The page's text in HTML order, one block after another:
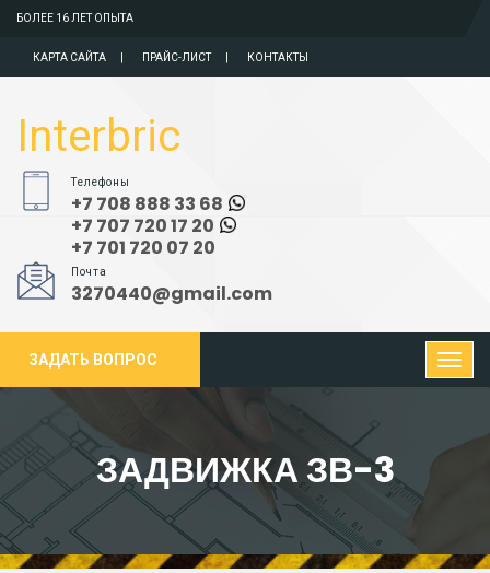
БОЛЕЕ 16 ЛЕТ ОПЫТА
КАРТА САЙТА ПРАЙС-ЛИСТ КОНТАКТЫ
Interbric
Телефоны
+7 708 888 33 68
+7 707 720 17 20
+7 701 720 07 20
Почта
3270440@gmail.com
ЗАДАТЬ ВОПРОС
ЗАДВИЖКА ЗВ-3